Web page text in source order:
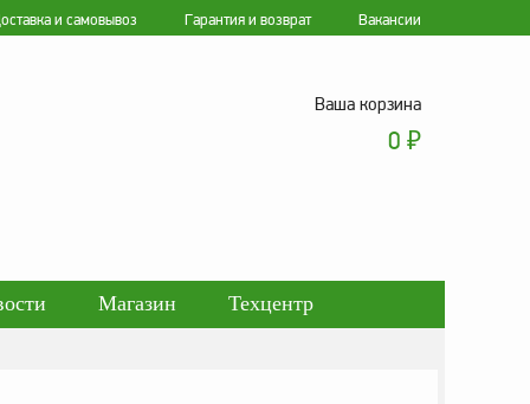
и самовывоз Гарантия и возврат Вакансии
Ваша корзина
0 ₽
Магазин
Техцентр